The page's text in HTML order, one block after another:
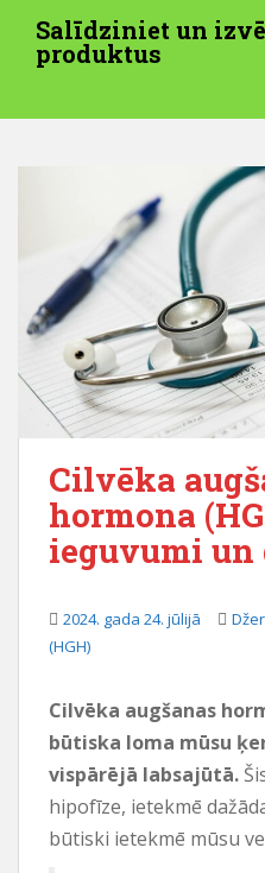
e
Salīdziniet un
produktus
Cilvēka
hormona
ieguvumi un
2024. gada 24. jūlijā
(HGH)
Cilvēka augšanas
būtiska loma mūsu
vispārējā labsajūtā.
hipofīze, ietekmē
būtiski ietekmē mūsu